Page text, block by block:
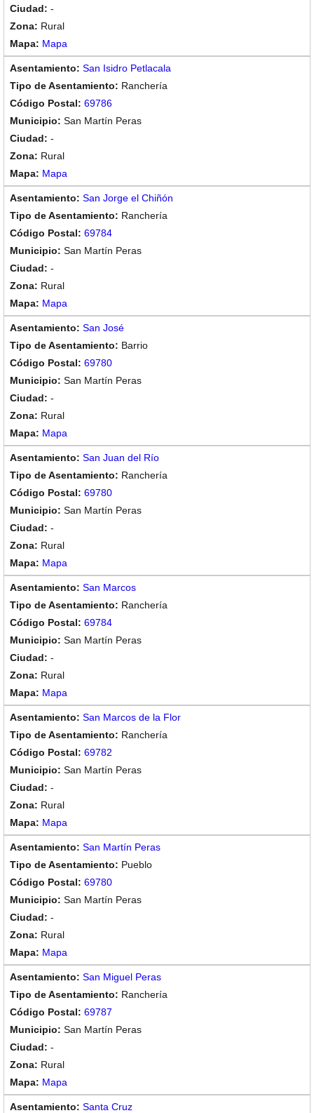
-
Rural
Mapa
San Isidro Petlacala
Ranchería
69786
San Martín Peras
-
Rural
Mapa
San Jorge el Chiñón
Ranchería
69784
San Martín Peras
-
Rural
Mapa
San José
Barrio
69780
San Martín Peras
-
Rural
Mapa
San Juan del Río
Ranchería
69780
San Martín Peras
-
Rural
Mapa
San Marcos
Ranchería
69784
San Martín Peras
-
Rural
Mapa
San Marcos de la Flor
Ranchería
69782
San Martín Peras
-
Rural
Mapa
San Martín Peras
Pueblo
69780
San Martín Peras
-
Rural
Mapa
San Miguel Peras
Ranchería
69787
San Martín Peras
-
Rural
Mapa
Santa Cruz